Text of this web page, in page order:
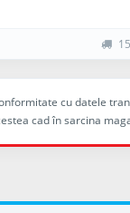
cu datele
cad în sarcina